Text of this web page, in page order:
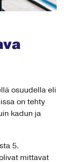
osuudella eli
on tehty
kadun ja
5.
mittavat